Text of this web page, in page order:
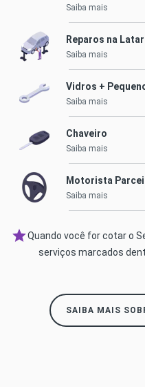
Saiba mais
Reparos na
Saiba mais
Vidros +
Saiba mais
Chaveiro
Saiba mais
Motorista
Saiba mais
Quando você for cotar o
serviços marcados
SAIBA MAIS